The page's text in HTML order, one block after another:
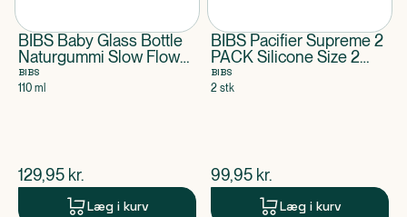
BIBS Baby Glass Bottle
Naturgummi Slow Flow
Sage
BIBS
110 ml
$nuværende pris
129,95 kr.
Læg i kurv
BIBS Pacifier Supreme 2
PACK Silicone Size 2
Iron Glow/Baby Blue
Glow
BIBS
2 stk
$nuværende pris
99,95 kr.
Læg i kurv